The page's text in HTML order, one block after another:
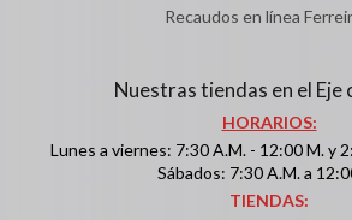
Recaudos en línea
Nuestras tiendas en el
HORARIOS:
Lunes a viernes: 7:30 A.M. - 12:00 M. y
Sábados: 7:30 A.M. a
TIENDAS: